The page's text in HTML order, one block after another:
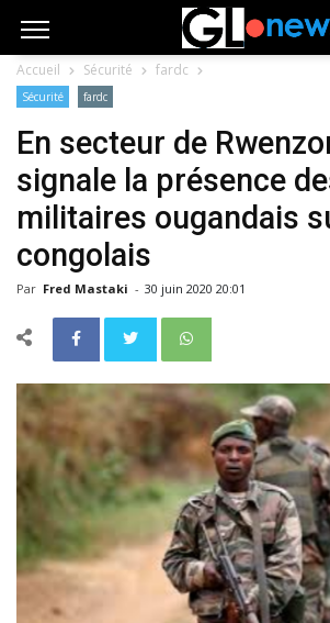
Accueil Sécurité fardc
Sécurité fardc
En secteur de
signale la présence
militaires ougandais
congolais
Par Fred Mastaki - 30 juin 2020 20:01